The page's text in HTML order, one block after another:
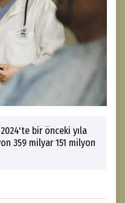
bir önceki yıla
359 milyar 151 milyon